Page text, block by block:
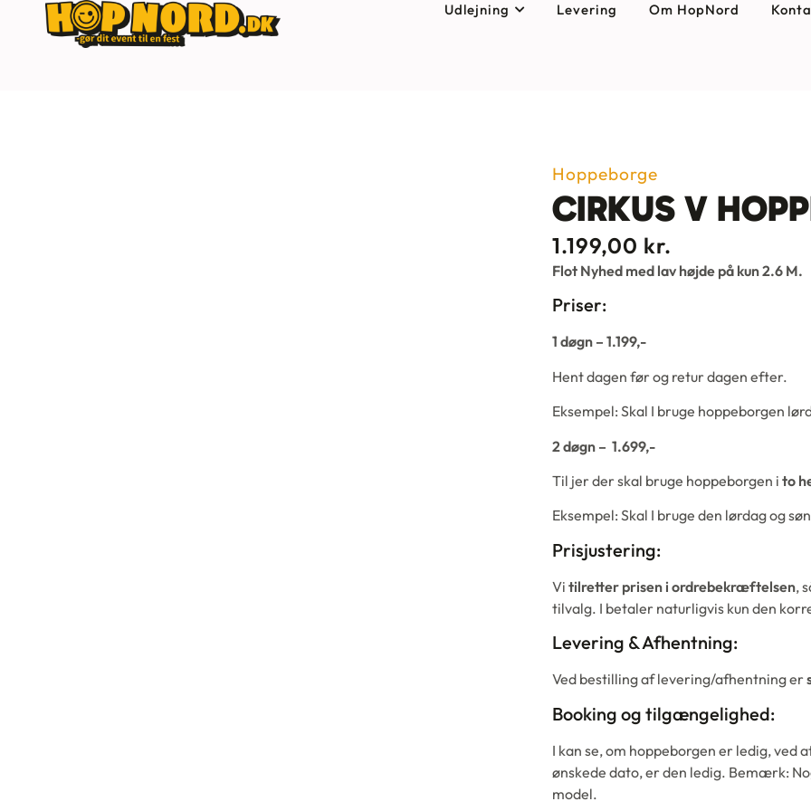
Udlejning Levering Om HopNord
Hoppeborge
CIRKUS V
1.199,00 kr.
Flot Nyhed med lav højde på kun 2.6 M.
Priser:
1 døgn – 1.199,-
Hent dagen før og retur dagen efter.
Eksempel: Skal I bruge hoppeborgen
2 døgn – 1.699,-
Til jer der skal bruge hoppeborgen i to
Eksempel: Skal I bruge den lørdag og
Prisjustering:
Vi tilretter prisen i ordrebekræftelsen,
tilvalg. I betaler naturligvis kun den
Levering & Afhentning:
Ved bestilling af levering/afhentning er
Booking og tilgængelighed:
I kan se, om hoppeborgen er ledig, ved
ønskede dato, er den ledig. Bemærk:
model.